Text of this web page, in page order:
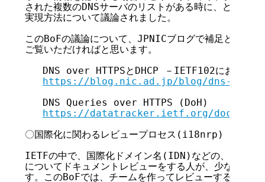
された複数のDNSサーバのリストがある時に、どのよ
実現方法について議論されました。
このBoFの議論について、JPNICブログで補足と解説を
ご覧いただければと思います。
DNS over HTTPSとDHCP －IETF102における議
https://blog.nic.ad.jp/blog/dns-driu/
   DNS Queries over HTTPS (DoH)
https://datatracker.ietf.org/doc/
〇国際化に関わるレビュープロセス(i18nrp)
IETFの中で、国際化ドメイン名(IDN)などの、アルフ
についてドキュメントレビューをする人が、少ないと
す。このBoFでは、チームを作ってレビューするドキュ